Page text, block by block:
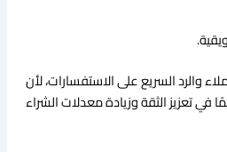
والرد السريع على الاستفسارات، لأن
في تعزيز الثقة وزيادة معدلات الشراء